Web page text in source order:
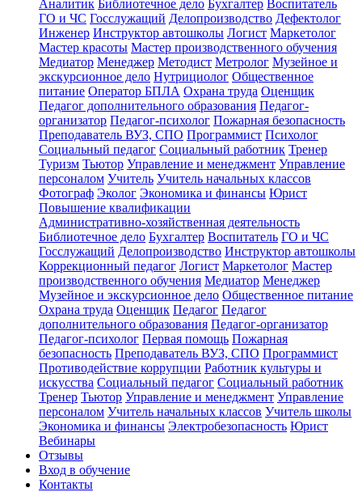
Аналитик Библиотечное дело Бухгалтер Воспитатель
ГО и ЧС Госслужащий Делопроизводство Дефектолог
Инженер Инструктор автошколы Логист Маркетолог
Мастер красоты Мастер производственного обучения
Медиатор Менеджер Методист Метролог Музейное и
экскурсионное дело Нутрициолог Общественное
питание Оператор БПЛА Охрана труда Оценщик
Педагог дополнительного образования Педагог-
организатор Педагог-психолог Пожарная безопасность
Преподаватель ВУЗ, СПО Программист Психолог
Социальный педагог Социальный работник Тренер
Туризм Тьютор Управление и менеджмент Управление
персоналом Учитель Учитель начальных классов
Фотограф Эколог Экономика и финансы Юрист
Повышение квалификации
Административно-хозяйственная деятельность
Библиотечное дело Бухгалтер Воспитатель ГО и ЧС
Госслужащий Делопроизводство Инструктор автошколы
Коррекционный педагог Логист Маркетолог Мастер
производственного обучения Медиатор Менеджер
Музейное и экскурсионное дело Общественное питание
Охрана труда Оценщик Педагог Педагог
дополнительного образования Педагог-организатор
Педагог-психолог Первая помощь Пожарная
безопасность Преподаватель ВУЗ, СПО Программист
Противодействие коррупции Работник культуры и
искусства Социальный педагог Социальный работник
Тренер Тьютор Управление и менеджмент Управление
персоналом Учитель начальных классов Учитель школы
Экономика и финансы Электробезопасность Юрист
Вебинары
Отзывы
Вход в обучение
Контакты